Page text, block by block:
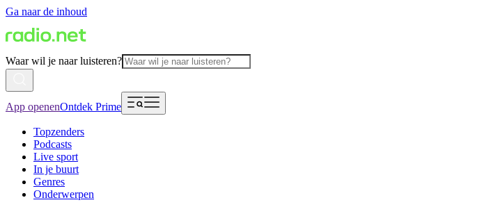
Ga naar de inhoud
Waar wil je naar luisteren?
App openenOntdek Prime
Topzenders
Podcasts
Live sport
In je buurt
Genres
Onderwerpen